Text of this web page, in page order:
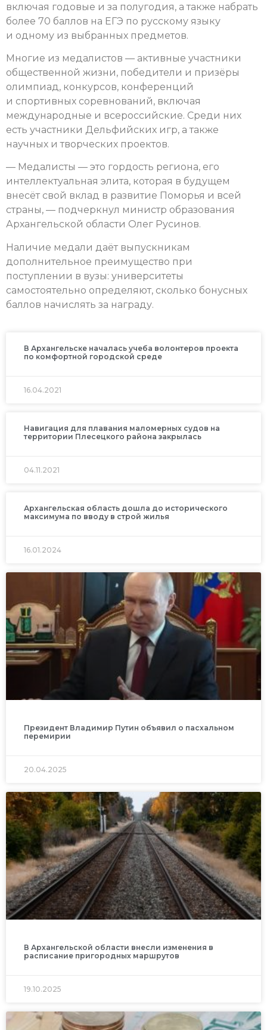
включая годовые и за полугодия, а также набрать
более 70 баллов на ЕГЭ по русскому языку
и одному из выбранных предметов.
Многие из медалистов — активные участники
общественной жизни, победители и призёры
олимпиад, конкурсов, конференций
и спортивных соревнований, включая
международные и всероссийские. Среди них
есть участники Дельфийских игр, а также
научных и творческих проектов.
— Медалисты — это гордость региона, его
интеллектуальная элита, которая в будущем
внесёт свой вклад в развитие Поморья и всей
страны, — подчеркнул министр образования
Архангельской области Олег Русинов.
Наличие медали даёт выпускникам
дополнительное преимущество при
поступлении в вузы: университеты
самостоятельно определяют, сколько бонусных
баллов начислять за награду.
В Архангельске началась учеба волонтеров проекта
по комфортной городской среде
16.04.2021
Навигация для плавания маломерных судов на
территории Плесецкого района закрылась
04.11.2021
Архангельская область дошла до исторического
максимума по вводу в строй жилья
16.01.2024
Президент Владимир Путин объявил о пасхальном
перемирии
20.04.2025
В Архангельской области внесли изменения в
расписание пригородных маршрутов
19.10.2025